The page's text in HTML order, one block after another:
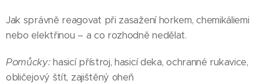
Jak správně reagovat při zasažení horkem, chemikáliemi
nebo elektřinou – a co rozhodně nedělat.
Pomůcky:hasicí přístroj, hasicí deka, ochranné rukavice,
obličejový štít, zajištěný oheň